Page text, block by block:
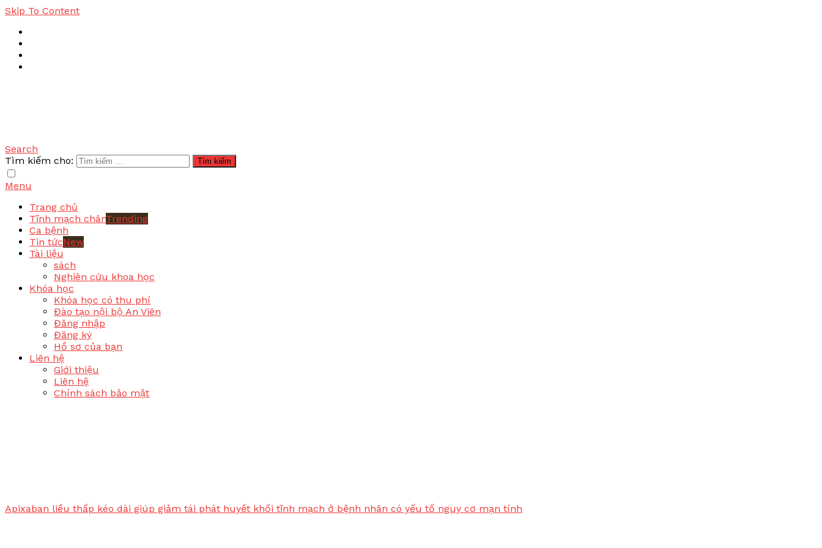
Skip To Content
Bệnh tĩnh mạch
Search
Tìm kiếm cho:
Menu
Trang chủ
Tĩnh mạch chânTrending
Ca bệnh
Tin tứcNew
Tài liệu
sách
Nghiên cứu khoa học
Khóa học
Khóa học có thu phí
Đào tạo nội bộ An Viên
Đăng nhập
Đăng ký
Hồ sơ của bạn
Liên hệ
Giới thiệu
Liên hệ
Chính sách bảo mật
Apixaban liều thấp kéo dài giúp giảm tái phát huyết khối tĩnh mạch ở bệnh nhân có yếu tố nguy cơ mạn tính